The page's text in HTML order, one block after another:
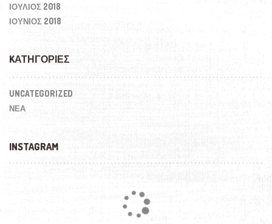
ΙΟΎΛΙΟΣ 2018
ΙΟΎΝΙΟΣ 2018
KΑΤΗΓΟΡΊΕΣ
UNCATEGORIZED
ΝΕΑ
INSTAGRAM